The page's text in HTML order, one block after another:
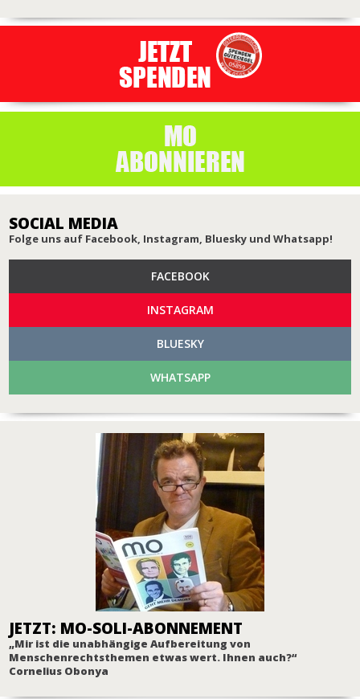
SOCIAL MEDIA
Folge uns auf Facebook, Instagram, Bluesky und Whatsapp!
FACEBOOK
INSTAGRAM
BLUESKY
WHATSAPP
JETZT: MO-SOLI-ABONNEMENT
„Mir ist die unabhängige Aufbereitung von
Menschenrechtsthemen etwas wert. Ihnen auch?“
Cornelius Obonya